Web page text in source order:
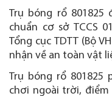
Trụ bóng rổ
chuẩn cơ sở TCCS
Tổng cục TDTT (Bộ
nhận về an toàn vật
Trụ bóng rổ 801825
chơi ngoài trời,